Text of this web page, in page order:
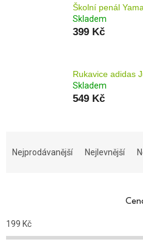
Školní penál
Skladem
399 Kč
Rukavice adidas
Skladem
549 Kč
p
Nejprodávanější Nejlevnější
199 Kč